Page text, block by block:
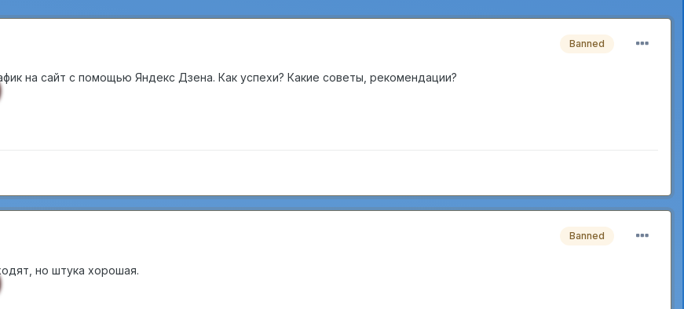
Banned
на сайт с помощью Яндекс Дзена. Как успехи? Какие советы, рекомендации?
Banned
но штука хорошая.